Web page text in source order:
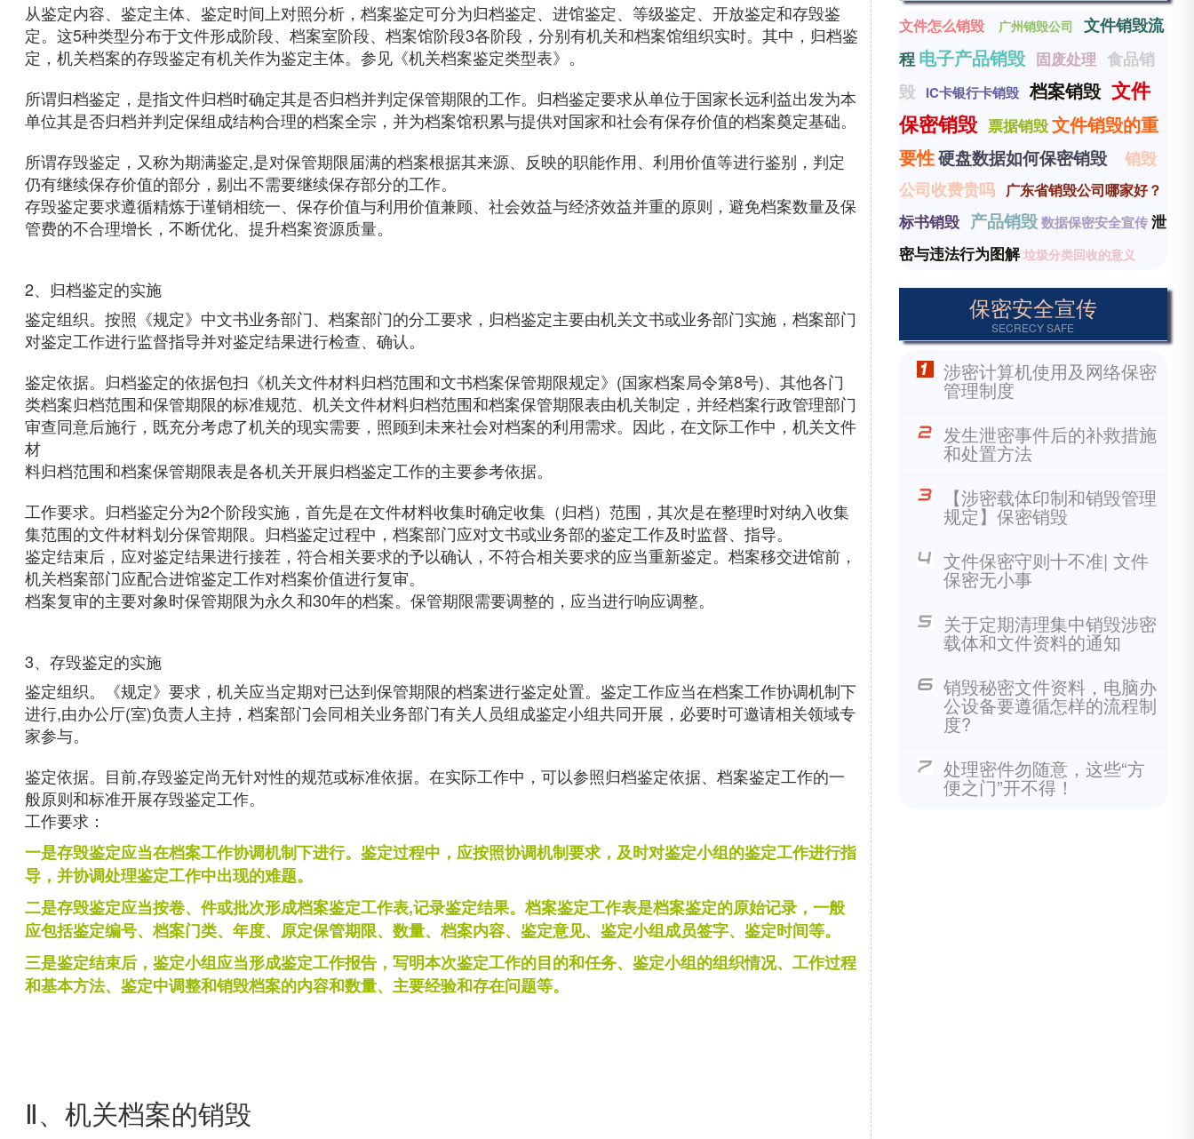
从鉴定内容、鉴定主体、鉴定时间上对照分析，档案鉴定可分为归档鉴定、进馆鉴定、等级鉴定、开放鉴定和存毁鉴
定。这5种类型分布于文件形成阶段、档案室阶段、档案馆阶段3各阶段，分别有机关和档案馆组织实时。其中，归档鉴
定，机关档案的存毁鉴定有机关作为鉴定主体。参见《机关档案鉴定类型表》。
所谓归档鉴定，是指文件归档时确定其是否归档并判定保管期限的工作。归档鉴定要求从单位于国家长远利益出发为本
单位其是否归档并判定保组成结构合理的档案全宗，并为档案馆积累与提供对国家和社会有保存价值的档案奠定基础。
所谓存毁鉴定，又称为期满鉴定,是对保管期限届满的档案根据其来源、反映的职能作用、利用价值等进行鉴别，判定
仍有继续保存价值的部分，剔出不需要继续保存部分的工作。
存毁鉴定要求遵循精炼于谨销相统一、保存价值与利用价值兼顾、社会效益与经济效益并重的原则，避免档案数量及保
管费的不合理增长，不断优化、提升档案资源质量。
2、归档鉴定的实施
鉴定组织。按照《规定》中文书业务部门、档案部门的分工要求，归档鉴定主要由机关文书或业务部门实施，档案部门
对鉴定工作进行监督指导并对鉴定结果进行检查、确认。
鉴定依据。归档鉴定的依据包扫《机关文件材料归档范围和文书档案保管期限规定》(国家档案局令第8号)、其他各门
类档案归档范围和保管期限的标准规范、机关文件材料归档范围和档案保管期限表由机关制定，并经档案行政管理部门
审查同意后施行，既充分考虑了机关的现实需要，照顾到未来社会对档案的利用需求。因此，在文际工作中，机关文件
材
料归档范围和档案保管期限表是各机关开展归档鉴定工作的主要参考依据。
工作要求。归档鉴定分为2个阶段实施，首先是在文件材料收集时确定收集（归档）范围，其次是在整理时对纳入收集
集范围的文件材料划分保管期限。归档鉴定过程中，档案部门应对文书或业务部的鉴定工作及时监督、指导。
鉴定结束后，应对鉴定结果进行接茬，符合相关要求的予以确认，不符合相关要求的应当重新鉴定。档案移交进馆前，
机关档案部门应配合进馆鉴定工作对档案价值进行复审。
档案复审的主要对象时保管期限为永久和30年的档案。保管期限需要调整的，应当进行响应调整。
3、存毁鉴定的实施
鉴定组织。《规定》要求，机关应当定期对已达到保管期限的档案进行鉴定处置。鉴定工作应当在档案工作协调机制下
进行,由办公厅(室)负责人主持，档案部门会同相关业务部门有关人员组成鉴定小组共同开展，必要时可邀请相关领域专
家参与。
鉴定依据。目前,存毁鉴定尚无针对性的规范或标准依据。在实际工作中，可以参照归档鉴定依据、档案鉴定工作的一
般原则和标准开展存毁鉴定工作。
工作要求：
一是存毁鉴定应当在档案工作协调机制下进行。鉴定过程中，应按照协调机制要求，及时对鉴定小组的鉴定工作进行指
导，并协调处理鉴定工作中出现的难题。
二是存毁鉴定应当按卷、件或批次形成档案鉴定工作表,记录鉴定结果。档案鉴定工作表是档案鉴定的原始记录，一般
应包括鉴定编号、档案门类、年度、原定保管期限、数量、档案内容、鉴定意见、鉴定小组成员签字、鉴定时间等。
三是鉴定结束后，鉴定小组应当形成鉴定工作报告，写明本次鉴定工作的目的和任务、鉴定小组的组织情况、工作过程
和基本方法、鉴定中调整和销毁档案的内容和数量、主要经验和存在问题等。
Ⅱ、机关档案的销毁
文件怎么销毁 广州销毁公司
文件销毁流
程 电子产品销毁 固废处理 食品销
毁
IC卡银行卡销毁 档案销毁 文件
保密销毁 票据销毁文件销毁的重
要性硬盘数据如何保密销毁
销毁
公司收费贵吗 广东省销毁公司哪家好？
标书销毁 产品销毁数据保密安全宣传泄
密与违法行为图解 垃圾分类回收的意义
保密安全宣传
SECRECY SAFE
涉密计算机使用及网络保密
管理制度
发生泄密事件后的补救措施
和处置方法
【涉密载体印制和销毁管理
规定】保密销毁
文件保密守则十不准| 文件
保密无小事
关于定期清理集中销毁涉密
载体和文件资料的通知
销毁秘密文件资料，电脑办
公设备要遵循怎样的流程制
度?
处理密件勿随意，这些“方
便之门”开不得！